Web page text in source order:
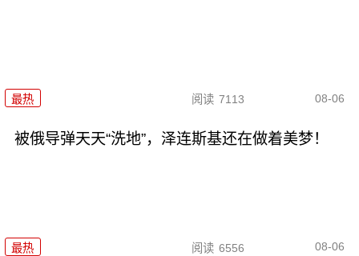
最热 阅读 7113 08-06
被俄导弹天天“洗地”，泽连斯基还在做着美梦！
最热 阅读 6556 08-06